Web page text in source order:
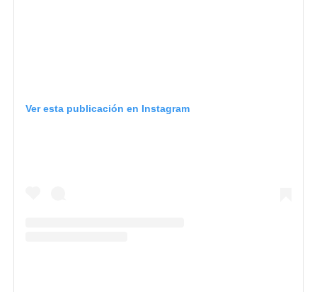
Ver esta publicación en Instagram